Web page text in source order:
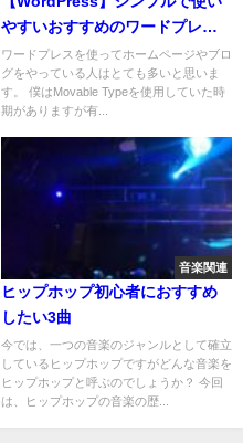
やすいおすすめのワードプレス
無料テーマ
ワードプレスを使ってホームページやブロ
グをやっている人はとても多いと思いま
す。 僕はMovable Typeを使用していた時
期がありますが有...
音楽関連
ヒップホップ初心者におすすめ
したい3曲
今では、一つの音楽のジャンルとして確立
しているヒップホップですがどんな音楽を
ヒップホップと呼ぶのでしょうか？ 今回
は、ヒップホップの音楽の歴...